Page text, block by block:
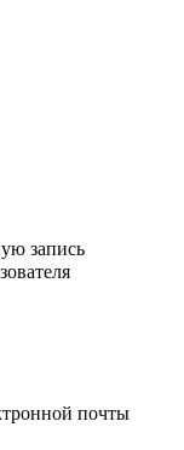
запись
почты